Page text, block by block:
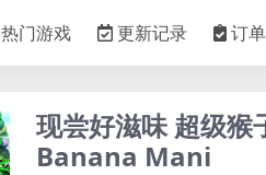
热门游戏 更新记录 订
现尝好滋味 超级
Banana Mani